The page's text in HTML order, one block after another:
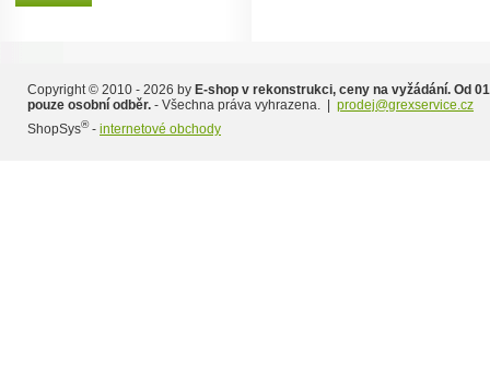
Copyright © 2010 - 2026 by E-shop v rekonstrukci, ceny na vyžádání. Od
pouze osobní odběr. - Všechna práva vyhrazena. | prodej@grexservice.cz
ShopSys®- internetové obchody